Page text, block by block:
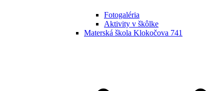
Fotogaléria
Aktivity v škôlke
Materská škola Klokočova 741